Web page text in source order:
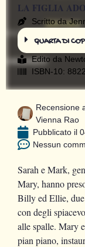
LA FIGLIA
Scritto da
QUARTA DI
Edito da
ISBN-10:
Recensione
Vienna Rao
Pubblicato il
Nessun
Sarah e Mark,
Mary, hanno
Billy ed Ellie,
con degli
alle spalle. Mary
pian piano,